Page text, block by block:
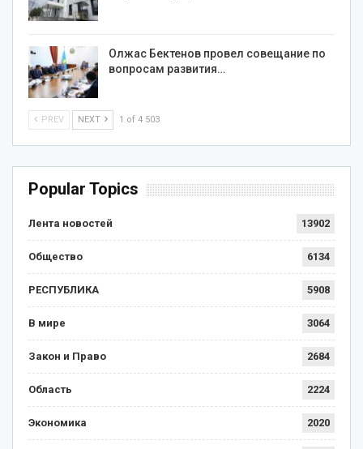
Олжас Бектенов провел совещание по
вопросам развития…
PREV NEXT 1 of 4 503
Popular Topics
Лента новостей 13902
Общество 6134
РЕСПУБЛИКА 5908
В мире 3064
Закон и Право 2684
Область 2224
Экономика 2020